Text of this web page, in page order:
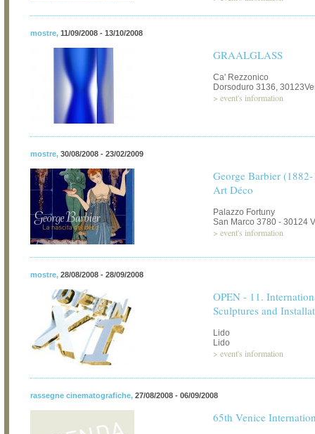
mostre, 11/09/2008 - 13/10/2008
GRAALGLASS
Ca' Rezzonico
Dorsoduro 3136,
> event's information
mostre, 30/08/2008 - 23/02/2009
George Barbier
Art Déco
Palazzo Fortuny
San Marco 3780 - 30124
> event's information
mostre, 28/08/2008 - 28/09/2008
OPEN - 11.
Sculptures and
Lido
Lido
> event's information
rassegne cinematografiche, 27/08/2008 - 06/09/2008
65th Venice